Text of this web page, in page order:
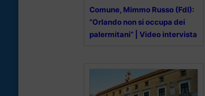
Comune, Mimmo Russo (FdI):
“Orlando non si occupa dei
palermitani” | Video intervista